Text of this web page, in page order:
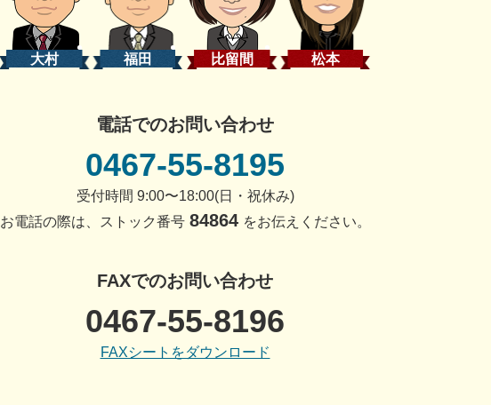
大村 福田 比留間 松本
電話でのお問い合わせ
0467-55-8195
受付時間 9:00〜18:00(日・祝休み)
お電話の際は、ストック番号 84864 をお伝えください。
FAXでのお問い合わせ
0467-55-8196
FAXシートをダウンロード